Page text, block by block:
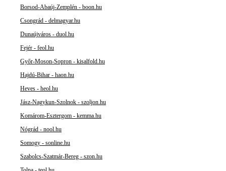
Borsod-Abaúj-Zemplén - boon.hu
Csongrád - delmagyar.hu
Dunaújváros - duol.hu
Fejér - feol.hu
Győr-Moson-Sopron - kisalfold.hu
Hajdú-Bihar - haon.hu
Heves - heol.hu
Jász-Nagykun-Szolnok - szoljon.hu
Komárom-Esztergom - kemma.hu
Nógrád - nool.hu
Somogy - sonline.hu
Szabolcs-Szatmár-Bereg - szon.hu